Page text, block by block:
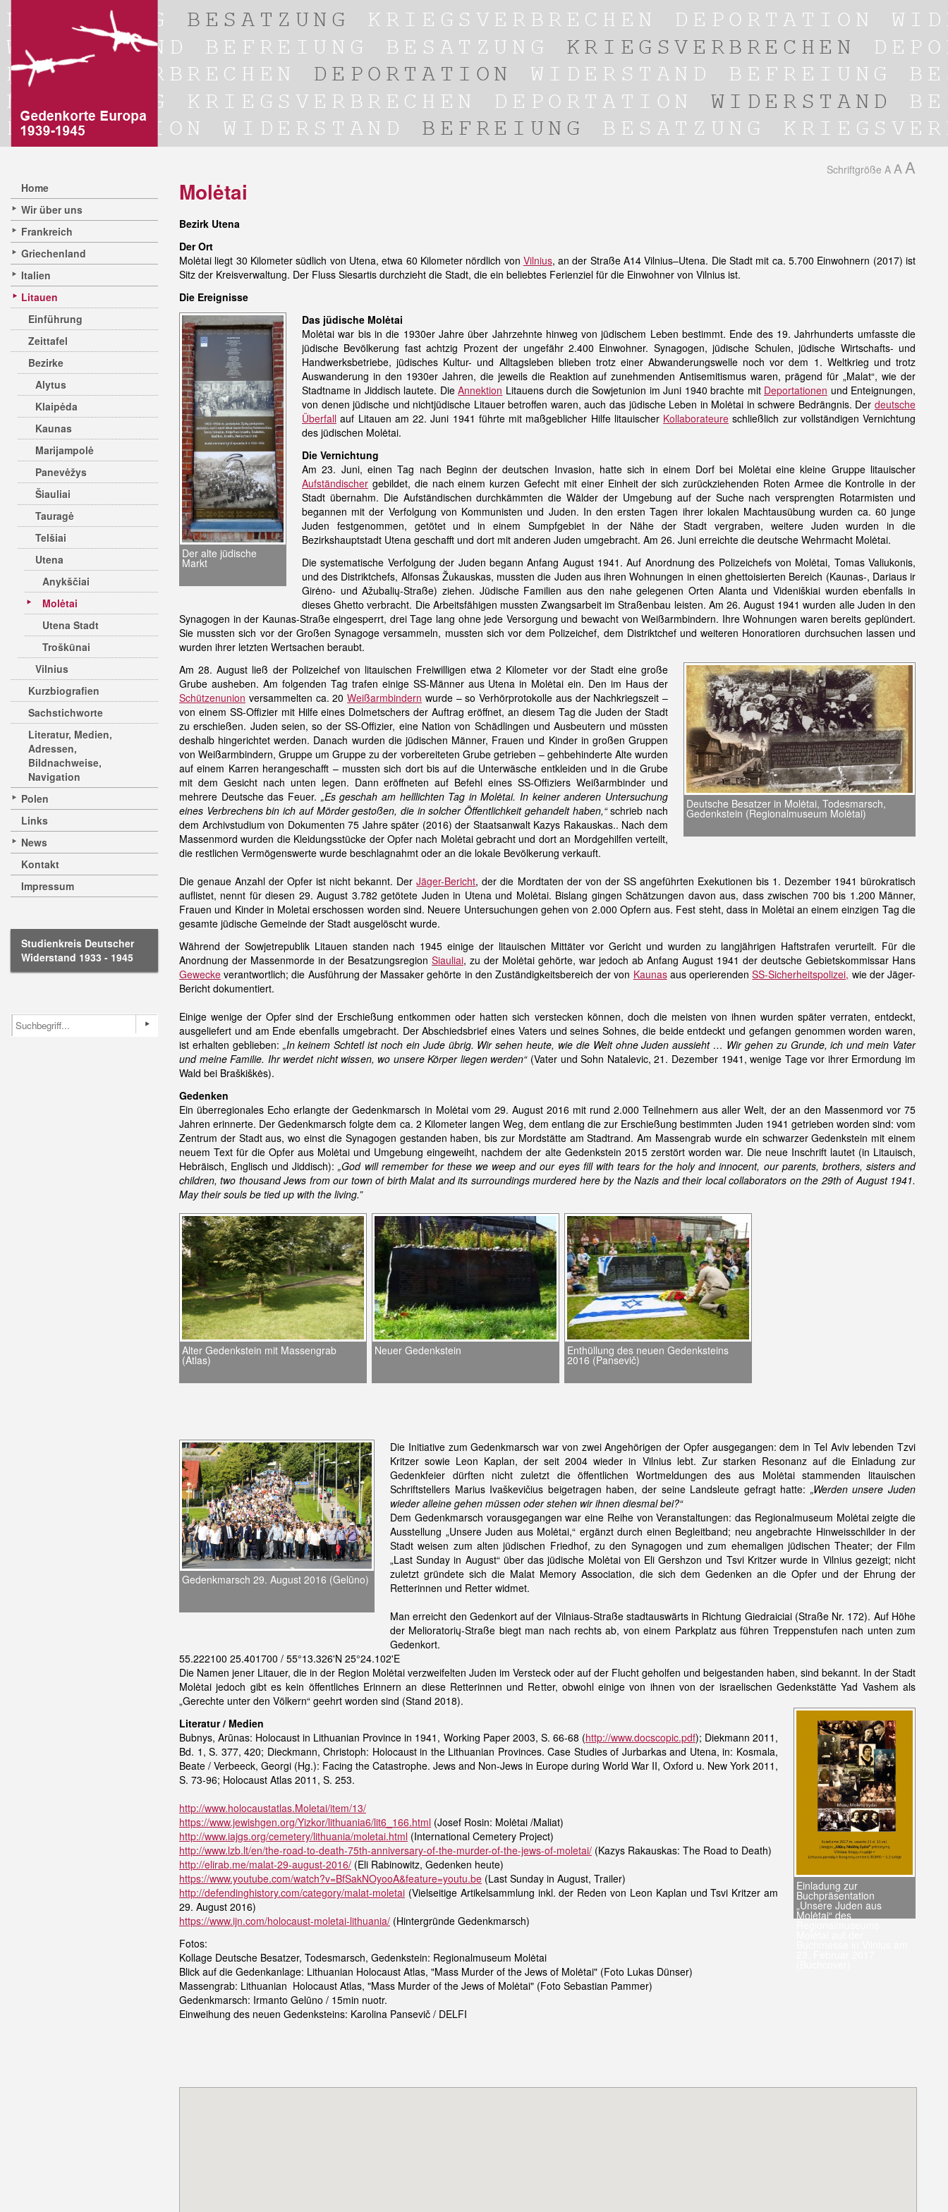
Home
Wir über uns
Frankreich
Griechenland
Italien
Litauen
Einführung
Zeittafel
Bezirke
Alytus
Klaipėda
Kaunas
Marijampolė
Panevėžys
Šiauliai
Tauragė
Telšiai
Utena
Anykščiai
Molėtai
Utena Stadt
Troškūnai
Vilnius
Kurzbiografien
Sachstichworte
Literatur, Medien,
Adressen,
Bildnachweise,
Navigation
Polen
Links
News
Kontakt
Impressum
Studienkreis Deutscher
Widerstand 1933 - 1945
Schriftgröße A A A
Molėtai
Bezirk Utena
Der Ort
Molėtai liegt 30 Kilometer südlich von Utena, etwa 60 Kilometer nördlich von Vilnius, an der Straße A14 Vilnius–Utena. Die Stadt mit ca. 5.700 Einwohnern (2017) ist
Sitz der Kreisverwaltung. Der Fluss Siesartis durchzieht die Stadt, die ein beliebtes Ferienziel für die Einwohner von Vilnius ist.
Die Ereignisse
Der alte jüdische
Markt
Das jüdische Molėtai
Molėtai war bis in die 1930er Jahre über Jahrzehnte hinweg von jüdischem Leben bestimmt. Ende des 19. Jahrhunderts umfasste die
jüdische Bevölkerung fast achtzig Prozent der ungefähr 2.400 Einwohner. Synagogen, jüdische Schulen, jüdische Wirtschafts- und
Handwerksbetriebe, jüdisches Kultur- und Alltagsleben blieben trotz einer Abwanderungswelle noch vor dem 1. Weltkrieg und trotz
Auswanderung in den 1930er Jahren, die jeweils die Reaktion auf zunehmenden Antisemitismus waren, prägend für „Malat“, wie der
Stadtname in Jiddisch lautete. DieAnnektion Litauens durch die Sowjetunion im Juni 1940 brachte mit Deportationen und Enteignungen,
von denen jüdische und nichtjüdische Litauer betroffen waren, auch das jüdische Leben in Molėtai in schwere Bedrängnis. Der deutsche
Überfall auf Litauen am 22. Juni 1941 führte mit maßgeblicher Hilfe litauischer Kollaborateure schließlich zur vollständigen Vernichtung
des jüdischen Molėtai.
Die Vernichtung
Am 23. Juni, einen Tag nach Beginn der deutschen Invasion, hatte sich in einem Dorf bei Molėtai eine kleine Gruppe litauischer
Aufständischer gebildet, die nach einem kurzen Gefecht mit einer Einheit der sich zurückziehenden Roten Armee die Kontrolle in der
Stadt übernahm. Die Aufständischen durchkämmten die Wälder der Umgebung auf der Suche nach versprengten Rotarmisten und
begannen mit der Verfolgung von Kommunisten und Juden. In den ersten Tagen ihrer lokalen Machtausübung wurden ca. 60 junge
Juden festgenommen, getötet und in einem Sumpfgebiet in der Nähe der Stadt vergraben, weitere Juden wurden in die
Bezirkshauptstadt Utena geschafft und dort mit anderen Juden umgebracht. Am 26. Juni erreichte die deutsche Wehrmacht Molėtai.
Die systematische Verfolgung der Juden begann Anfang August 1941. Auf Anordnung des Polizeichefs von Molėtai, Tomas Valiukonis,
und des Distriktchefs, Alfonsas Žukauskas, mussten die Juden aus ihren Wohnungen in einen ghettoisierten Bereich (Kaunas-, Dariaus ir
Girėno- und Ažubalių-Straße) ziehen. Jüdische Familien aus den nahe gelegenen Orten Alanta und Videniškiai wurden ebenfalls in
dieses Ghetto verbracht. Die Arbeitsfähigen mussten Zwangsarbeit im Straßenbau leisten. Am 26. August 1941 wurden alle Juden in den
Synagogen in der Kaunas-Straße eingesperrt, drei Tage lang ohne jede Versorgung und bewacht von Weißarmbindern. Ihre Wohnungen waren bereits geplündert.
Sie mussten sich vor der Großen Synagoge versammeln, mussten sich vor dem Polizeichef, dem Distriktchef und weiteren Honoratioren durchsuchen lassen und
wurden ihrer letzten Wertsachen beraubt.
Deutsche Besatzer in Molėtai, Todesmarsch,
Gedenkstein (Regionalmuseum Molėtai)
Am 28. August ließ der Polizeichef von litauischen Freiwilligen etwa 2 Kilometer vor der Stadt eine große
Grube ausheben. Am folgenden Tag trafen einige SS-Männer aus Utena in Molėtai ein. Den im Haus der
Schützenunion versammelten ca. 20 Weißarmbindern wurde – so Verhörprotokolle aus der Nachkriegszeit –
von einem SS-Offizier mit Hilfe eines Dolmetschers der Auftrag eröffnet, an diesem Tag die Juden der Stadt
zu erschießen. Juden seien, so der SS-Offizier, eine Nation von Schädlingen und Ausbeutern und müssten
deshalb hingerichtet werden. Danach wurden die jüdischen Männer, Frauen und Kinder in großen Gruppen
von Weißarmbindern, Gruppe um Gruppe zu der vorbereiteten Grube getrieben – gehbehinderte Alte wurden
auf einem Karren herangeschafft – mussten sich dort bis auf die Unterwäsche entkleiden und in die Grube
mit dem Gesicht nach unten legen. Dann eröffneten auf Befehl eines SS-Offiziers Weißarmbinder und
mehrere Deutsche das Feuer. „Es geschah am helllichten Tag in Molėtai. In keiner anderen Untersuchung
eines Verbrechens bin ich auf Mörder gestoßen, die in solcher Öffentlichkeit gehandelt haben,“schrieb nach
dem Archivstudium von Dokumenten 75 Jahre später (2016) der Staatsanwalt Kazys Rakauskas.. Nach dem
Massenmord wurden die Kleidungsstücke der Opfer nach Molėtai gebracht und dort an Mordgehilfen verteilt,
die restlichen Vermögenswerte wurde beschlagnahmt oder an die lokale Bevölkerung verkauft.
Die genaue Anzahl der Opfer ist nicht bekannt. DerJäger-Bericht, der die Mordtaten der von der SS angeführten Exekutionen bis 1. Dezember 1941 bürokratisch
auflistet, nennt für diesen 29. August 3.782 getötete Juden in Utena und Molėtai. Bislang gingen Schätzungen davon aus, dass zwischen 700 bis 1.200 Männer,
Frauen und Kinder in Moletai erschossen worden sind. Neuere Untersuchungen gehen von 2.000 Opfern aus. Fest steht, dass in Molėtai an einem einzigen Tag die
gesamte jüdische Gemeinde der Stadt ausgelöscht wurde.
Während der Sowjetrepublik Litauen standen nach 1945 einige der litauischen Mittäter vor Gericht und wurden zu langjährigen Haftstrafen verurteilt. Für die
Anordnung der Massenmorde in der Besatzungsregion Siauliai, zu der Molėtai gehörte, war jedoch ab Anfang August 1941 der deutsche Gebietskommissar Hans
Gewecke verantwortlich; die Ausführung der Massaker gehörte in den Zuständigkeitsbereich der von Kaunasaus operierendenSS-Sicherheitspolizei, wie der Jäger-
Bericht dokumentiert.
Einige wenige der Opfer sind der Erschießung entkommen oder hatten sich verstecken können, doch die meisten von ihnen wurden später verraten, entdeckt,
ausgeliefert und am Ende ebenfalls umgebracht. Der Abschiedsbrief eines Vaters und seines Sohnes, die beide entdeckt und gefangen genommen worden waren,
ist erhalten geblieben: „In keinem Schtetl ist noch ein Jude übrig. Wir sehen heute, wie die Welt ohne Juden aussieht … Wir gehen zu Grunde, ich und mein Vater
und meine Familie. Ihr werdet nicht wissen, wo unsere Körper liegen werden“(Vater und Sohn Natalevic, 21. Dezember 1941, wenige Tage vor ihrer Ermordung im
Wald bei Braškiškės).
Gedenken
Ein überregionales Echo erlangte der Gedenkmarsch in Molėtai vom 29. August 2016 mit rund 2.000 Teilnehmern aus aller Welt, der an den Massenmord vor 75
Jahren erinnerte. Der Gedenkmarsch folgte dem ca. 2 Kilometer langen Weg, dem entlang die zur Erschießung bestimmten Juden 1941 getrieben worden sind: vom
Zentrum der Stadt aus, wo einst die Synagogen gestanden haben, bis zur Mordstätte am Stadtrand. Am Massengrab wurde ein schwarzer Gedenkstein mit einem
neuem Text für die Opfer aus Molėtai und Umgebung eingeweiht, nachdem der alte Gedenkstein 2015 zerstört worden war. Die neue Inschrift lautet (in Litauisch,
Hebräisch, Englisch und Jiddisch):„God will remember for these we weep and our eyes fill with tears for the holy and innocent, our parents, brothers, sisters and
children, two thousand Jews from our town of birth Malat and its surroundings murdered here by the Nazis and their local collaborators on the 29th of August 1941.
May their souls be tied up with the living.”
Alter Gedenkstein mit Massengrab
(Atlas)
Neuer Gedenkstein Enthüllung des neuen Gedenksteins
2016 (Pansevič)
Gedenkmarsch 29. August 2016 (Gelūno)
Die Initiative zum Gedenkmarsch war von zwei Angehörigen der Opfer ausgegangen: dem in Tel Aviv lebenden Tzvi
Kritzer sowie Leon Kaplan, der seit 2004 wieder in Vilnius lebt. Zur starken Resonanz auf die Einladung zur
Gedenkfeier dürften nicht zuletzt die öffentlichen Wortmeldungen des aus Molėtai stammenden litauischen
Schriftstellers Marius Ivaškevičius beigetragen haben, der seine Landsleute gefragt hatte: „Werden unsere Juden
wieder alleine gehen müssen oder stehen wir ihnen diesmal bei?“
Dem Gedenkmarsch vorausgegangen war eine Reihe von Veranstaltungen: das Regionalmuseum Molėtai zeigte die
Ausstellung „Unsere Juden aus Molėtai,“ ergänzt durch einen Begleitband; neu angebrachte Hinweisschilder in der
Stadt weisen zum alten jüdischen Friedhof, zu den Synagogen und zum ehemaligen jüdischen Theater; der Film
„Last Sunday in August“ über das jüdische Molėtai von Eli Gershzon und Tsvi Kritzer wurde in Vilnius gezeigt; nicht
zuletzt gründete sich die Malat Memory Association, die sich dem Gedenken an die Opfer und der Ehrung der
Retterinnen und Retter widmet.
Man erreicht den Gedenkort auf der Vilniaus-Straße stadtauswärts in Richtung Giedraiciai (Straße Nr. 172). Auf Höhe
der Melioratorių-Straße biegt man nach rechts ab, von einem Parkplatz aus führen Treppenstufen nach unten zum
Gedenkort.
55.222100 25.401700 / 55°13.326'N 25°24.102'E
Die Namen jener Litauer, die in der Region Molėtai verzweifelten Juden im Versteck oder auf der Flucht geholfen und beigestanden haben, sind bekannt. In der Stadt
Molėtai jedoch gibt es kein öffentliches Erinnern an diese Retterinnen und Retter, obwohl einige von ihnen von der israelischen Gedenkstätte Yad Vashem als
„Gerechte unter den Völkern“ geehrt worden sind (Stand 2018).
Einladung zur
Buchpräsentation
„Unsere Juden aus
Molėtai“ des
Literatur / Medien
Bubnys, Arūnas: Holocaust in Lithuanian Province in 1941, Working Paper 2003, S. 66-68 (http://www.docscopic.pdf); Diekmann 2011,
Bd. 1, S. 377, 420; Dieckmann, Christoph: Holocaust in the Lithuanian Provinces. Case Studies of Jurbarkas and Utena, in: Kosmala,
Beate / Verbeeck, Georgi (Hg.): Facing the Catastrophe. Jews and Non-Jews in Europe during World War II, Oxford u. New York 2011,
S. 73-96; Holocaust Atlas 2011, S. 253.
http://www.holocaustatlas.Moletai/item/13/
https://www.jewishgen.org/Yizkor/lithuania6/lit6_166.html (Josef Rosin: Molėtai /Maliat)
http://www.iajgs.org/cemetery/lithuania/moletai.html (International Cemetery Project)
http://www.lzb.lt/en/the-road-to-death-75th-anniversary-of-the-murder-of-the-jews-of-moletai/ (Kazys Rakauskas: The Road to Death)
http://elirab.me/malat-29-august-2016/ (Eli Rabinowitz, Gedenken heute)
https://www.youtube.com/watch?v=BfSakNOyooA&feature=youtu.be (Last Sunday in August, Trailer)
http://defendinghistory.com/category/malat-moletai (Vielseitige Artikelsammlung inkl. der Reden von Leon Kaplan und Tsvi Kritzer am
29. August 2016)
https://www.ijn.com/holocaust-moletai-lithuania/ (Hintergründe Gedenkmarsch)
Fotos:
Kollage Deutsche Besatzer, Todesmarsch, Gedenkstein: Regionalmuseum Molėtai
Blick auf die Gedenkanlage: Lithuanian Holocaust Atlas, "Mass Murder of the Jews of Molėtai" (Foto Lukas Dünser)
Massengrab: Lithuanian Holocaust Atlas, "Mass Murder of the Jews of Molėtai" (Foto Sebastian Pammer)
Gedenkmarsch: Irmanto Gelūno / 15min nuotr.
Einweihung des neuen Gedenksteins: Karolina Pansevič / DELFI